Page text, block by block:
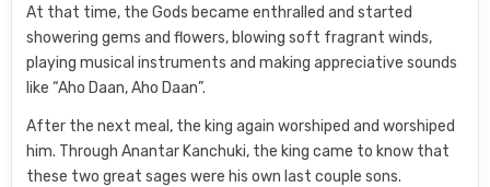
At that time, the Gods became enthralled and started
showering gems and flowers, blowing soft fragrant winds,
playing musical instruments and making appreciative sounds
like “Aho Daan, Aho Daan”.
After the next meal, the king again worshiped and worshiped
him. Through Anantar Kanchuki, the king came to know that
these two great sages were his own last couple sons.